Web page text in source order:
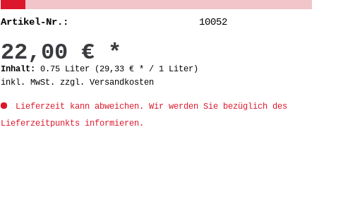
Artikel-Nr.: 10052
22,00 € *
Inhalt: 0.75 Liter (29,33 € * / 1 Liter)
inkl. MwSt. zzgl. Versandkosten
Lieferzeit kann abweichen. Wir werden Sie bezüglich des
Lieferzeitpunkts informieren.